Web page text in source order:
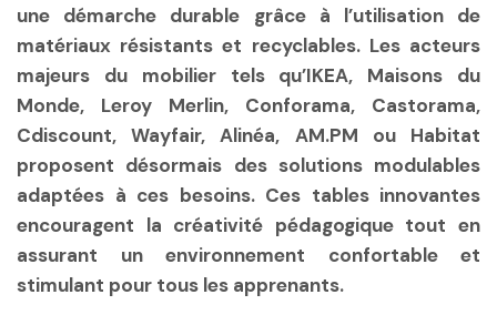
une démarche durable grâce à l’utilisation de
matériaux résistants et recyclables. Les acteurs
majeurs du mobilier tels qu’IKEA, Maisons du
Monde, Leroy Merlin, Conforama, Castorama,
Cdiscount, Wayfair, Alinéa, AM.PM ou Habitat
proposent désormais des solutions modulables
adaptées à ces besoins. Ces tables innovantes
encouragent la créativité pédagogique tout en
assurant un environnement confortable et
stimulant pour tous les apprenants.